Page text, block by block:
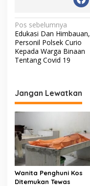
N
a
v
a
s
i
p
o
s
Pos sebelumnya
Edukasi Dan Himbauan,
Personil Polsek Curio
Kepada Warga Binaan
Tentang Covid 19
Jangan Lewatkan
Wanita Penghuni Kos
Ditemukan Tewas